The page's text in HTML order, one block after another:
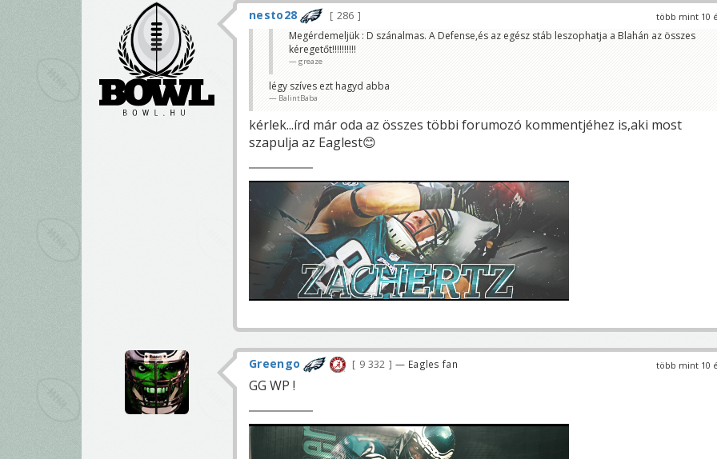
több mint 10
nesto28
286
Megérdemeljük : D szánalmas. A Defense,és az egész stáb leszophatja a Blahán az összes
kéregetőt!!!!!!!!!!
greaze
légy szíves ezt hagyd abba
BalintBaba
kérlek...írd már oda az összes többi forumozó kommentjéhez is,aki most
szapulja az Eaglest😊
több mint 10
Greengo 9 332 — Eagles fan
GG WP !